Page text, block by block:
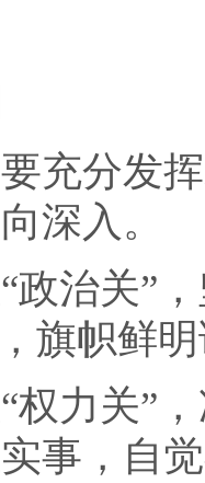
分发挥
深入。
政治关”
旗帜鲜
权力关”
事，自